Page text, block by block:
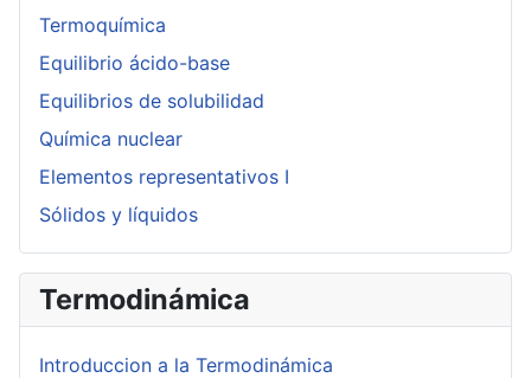
Termoquímica
Equilibrio ácido-base
Equilibrios de solubilidad
Química nuclear
Elementos representativos I
Sólidos y líquidos
Termodinámica
Introduccion a la Termodinámica